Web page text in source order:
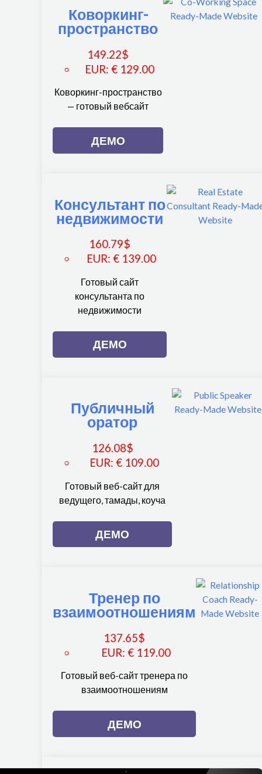
Коворкинг-
пространство
149.22$
EUR:€ 129.00
Коворкинг-пространство
— готовый вебсайт
ДЕМО
Консультант по
недвижимости
160.79$
EUR:€ 139.00
Готовый сайт
консультанта по
недвижимости
ДЕМО
Публичный
оратор
126.08$
EUR: € 109.00
Готовый веб-сайт для
ведущего, тамады, коуча
ДЕМО
Тренер по
взаимоотношениям
137.65$
EUR:€ 119.00
Готовый веб-сайт тренера по
взаимоотношениям
ДЕМО